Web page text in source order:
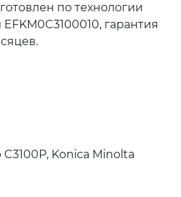
по технологии
гарантия
Konica Minolta